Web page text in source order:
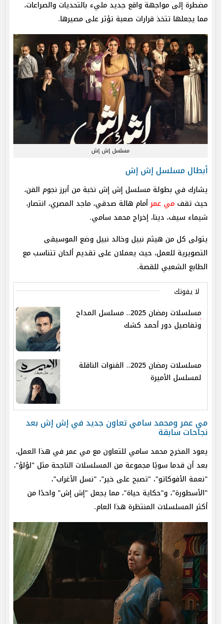
مضطرة إلى مواجهة واقع جديد مليء بالتحديات والصراعات،
مما يجعلها تتخذ قرارات صعبة تؤثر على مصيرها.
مسلسل إش إش
أبطال مسلسل إش إش
يشارك في بطولة مسلسل إش إش نخبة من أبرز نجوم الفن،
حيث تقف مي عمرأمام هالة صدقي، ماجد المصري، انتصار،
شيماء سيف، دينا، إخراج محمد سامي.
يتولى كل من هيثم نبيل وخالد نبيل وضع الموسيقى
التصويرية للعمل، حيث يعملان على تقديم ألحان تتناسب مع
الطابع الشعبي للقصة.
لا يفوتك
مسلسلات رمضان 2025.. مسلسل المداح
وتفاصيل دور أحمد كشك
مسلسلات رمضان 2025.. القنوات الناقلة
لمسلسل الأميرة
مي عمر ومحمد سامي تعاون جديد في إش إش بعد
نجاحات سابقة
يعود المخرج محمد سامي للتعاون مع مي عمر في هذا العمل،
بعد أن قدما سويًا مجموعة من المسلسلات الناجحة مثل "لؤلؤ"،
"نعمة الأفوكاتو"، "تصبح على خير"، "نسل الأغراب"،
"الأسطورة"، و"حكاية حياة"، مما يجعل "إش إش" واحدًا من
أكثر المسلسلات المنتظرة هذا العام.